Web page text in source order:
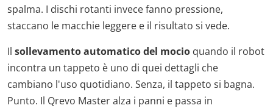
spalma. I dischi rotanti invece fanno pressione,
staccano le macchie leggere e il risultato si vede.
Il sollevamento automatico del mocio quando il robot
incontra un tappeto è uno di quei dettagli che
cambiano l'uso quotidiano. Senza, il tappeto si bagna.
Punto. Il Qrevo Master alza i panni e passa in